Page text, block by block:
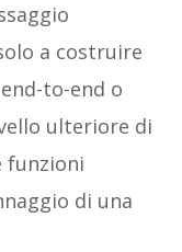
a costruire
to-end o
ulteriore di
funzioni
di una